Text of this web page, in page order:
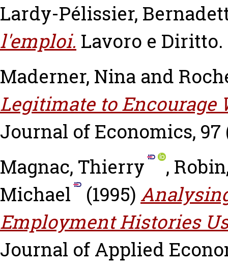
Lardy-Pélissier,
l'emploi. Lavoro e Diritto.
Maderner, Nina and
Legitimate to Encourage
Journal of Economics, 97
Magnac, Thierry
,
Michael
(1995)
Employment Histories
Journal of Applied